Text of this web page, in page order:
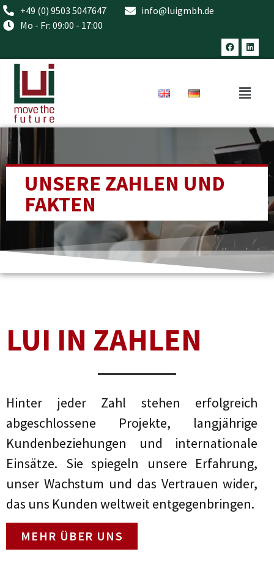
+49 (0) 9503 5047647
info@luigmbh.de
Mo - Fr: 09:00 - 17:00
UNSERE ZAHLEN UND
FAKTEN
LUI IN ZAHLEN
Hinter jeder Zahl stehen erfolgreich
abgeschlossene Projekte, langjährige
Kundenbeziehungen und internationale
Einsätze. Sie spiegeln unsere Erfahrung,
unser Wachstum und das Vertrauen wider,
das uns Kunden weltweit entgegenbringen.
MEHR ÜBER UNS